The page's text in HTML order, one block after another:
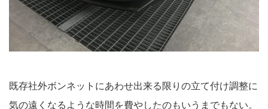
既存社外ボンネットにあわせ出来る限りの立て付け調整に
気の遠くなるような時間を費やしたのもいうまでもない。